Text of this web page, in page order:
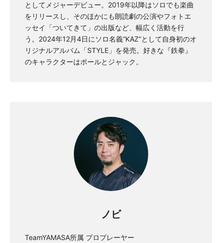
としてメジャーデビュー。2019年以降はソロでも楽曲
をリリースし、そのほかにも朗読劇の公演やフォトエ
ッセイ「ついてきて」の出版など、幅広く活動を行
う。2024年12月4日にソロ名義“KAZ”として自身初のオ
リジナルアルバム「STYLE」を発売。好きな『鉄拳』
のキャラクターはポールとジャック。
ノビ
TeamYAMASA所属 プロプレーヤー